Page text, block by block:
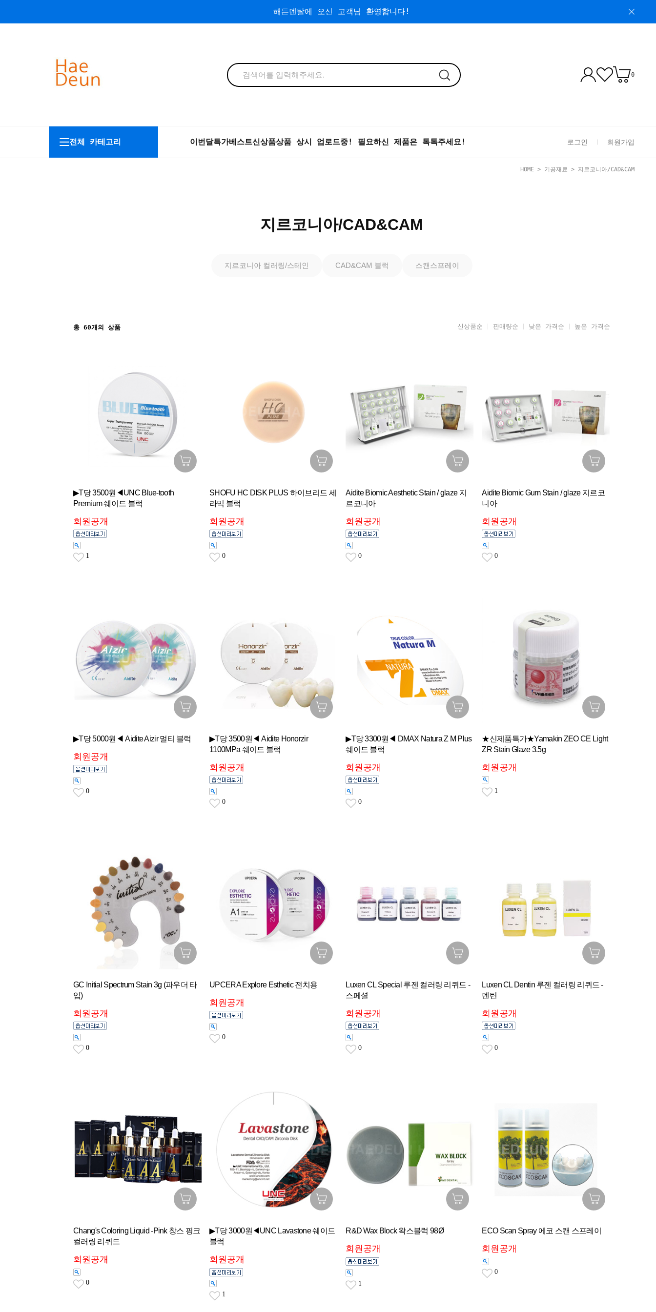
해든덴탈에 오신 고객님 환영합니다!
0
전체 카테고리 이번달특가베스트신상품상품 상시 업로드중! 필요하신 제품은 톡톡주세요! 로그인 회원가입
HOME > 기공재료 > 지르코니아/CAD&CAM
지르코니아/CAD&CAM
지르코니아 컬러링/스테인 CAD&CAM 블럭 스캔스프레이
총 60개의 상품 신상품순 판매량순 낮은 가격순 높은 가격순
▶T당 3500원◀UNC Blue-tooth
Premium 쉐이드 블럭
회원공개
1
SHOFU HC DISK PLUS 하이브리드 세
라믹 블럭
회원공개
0
Aidite Biomic Aesthetic Stain / glaze 지
르코니아
회원공개
0
Aidite Biomic Gum Stain / glaze 지르코
니아
회원공개
0
▶T당 5000원◀ Aidite Aizir 멀티 블럭
회원공개
0
▶T당 3500원◀ Aidite Honorzir
1100MPa 쉐이드 블럭
회원공개
0
▶T당 3300원◀ DMAX Natura Z M Plus
쉐이드 블럭
회원공개
0
★신제품특가★Yamakin ZEO CE Light
ZR Stain Glaze 3.5g
회원공개
1
GC Initial Spectrum Stain 3g (파우더 타
입)
회원공개
0
UPCERA Explore Esthetic 전치용
회원공개
0
Luxen CL Special 루젠 컬러링 리퀴드 -
스페셜
회원공개
0
Luxen CL Dentin 루젠 컬러링 리퀴드 -
덴틴
회원공개
0
Chang's Coloring Liquid -Pink 창스 핑크
컬러링 리퀴드
회원공개
0
▶T당 3000원◀UNC Lavastone 쉐이드
블럭
회원공개
1
R&D Wax Block 왁스블럭 98Ø
회원공개
1
ECO Scan Spray 에코 스캔 스프레이
회원공개
0